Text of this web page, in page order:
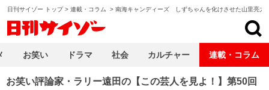
日刊サイゾー トップ> 連載・コラム > 南海キャンディーズ しずちゃんを化けさせた山里亮太
お笑い評論家・ラリー遠田の【この芸人を見よ！】第50回
お笑い ドラマ 社会 カルチャー 連載・コラム